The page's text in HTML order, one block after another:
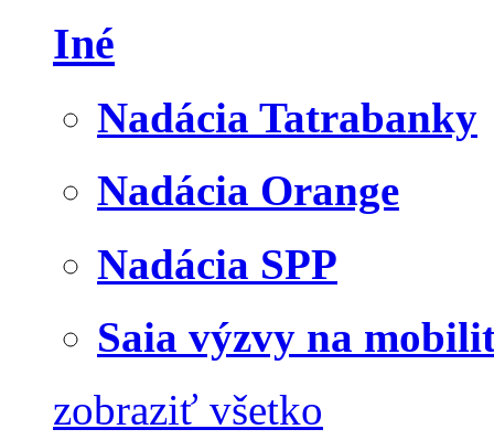
Iné
Nadácia Tatrabanky
Nadácia Orange
Nadácia SPP
Saia výzvy na
zobraziť všetko